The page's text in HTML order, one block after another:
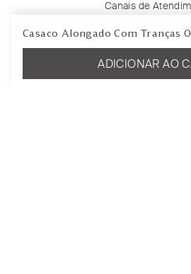
Casaco Alongado Com Tranças
white
ADICIONAR AO
Canais de
Trocas e
Solicitar Troca ou